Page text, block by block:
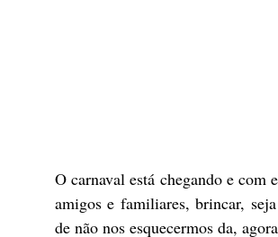
O carnaval está chegando e com
amigos e familiares, brincar,
de não nos esquecermos da,